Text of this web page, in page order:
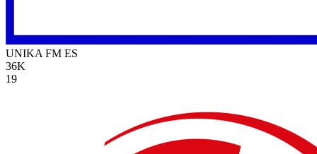
UNIKA FM ES
36K
19